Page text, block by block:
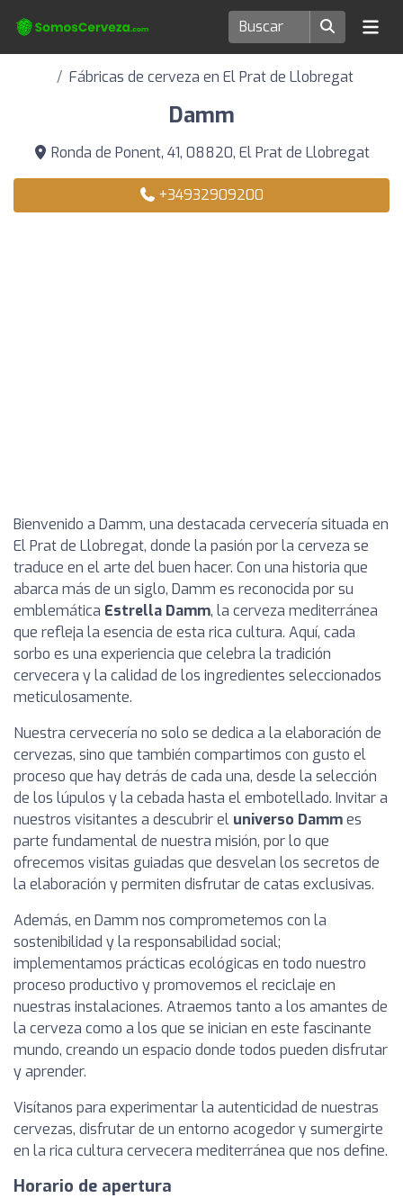
Fábricas de cerveza en El Prat de Llobregat
Damm
Ronda de Ponent, 41, 08820, El Prat de Llobregat
+34932909200
Bienvenido a Damm, una destacada cervecería situada en
El Prat de Llobregat, donde la pasión por la cerveza se
traduce en el arte del buen hacer. Con una historia que
abarca más de un siglo, Damm es reconocida por su
emblemática Estrella Damm, la cerveza mediterránea
que refleja la esencia de esta rica cultura. Aquí, cada
sorbo es una experiencia que celebra la tradición
cervecera y la calidad de los ingredientes seleccionados
meticulosamente.
Nuestra cervecería no solo se dedica a la elaboración de
cervezas, sino que también compartimos con gusto el
proceso que hay detrás de cada una, desde la selección
de los lúpulos y la cebada hasta el embotellado. Invitar a
nuestros visitantes a descubrir el universo Dammes
parte fundamental de nuestra misión, por lo que
ofrecemos visitas guiadas que desvelan los secretos de
la elaboración y permiten disfrutar de catas exclusivas.
Además, en Damm nos comprometemos con la
sostenibilidad y la responsabilidad social;
implementamos prácticas ecológicas en todo nuestro
proceso productivo y promovemos el reciclaje en
nuestras instalaciones. Atraemos tanto a los amantes de
la cerveza como a los que se inician en este fascinante
mundo, creando un espacio donde todos pueden disfrutar
y aprender.
Visítanos para experimentar la autenticidad de nuestras
cervezas, disfrutar de un entorno acogedor y sumergirte
en la rica cultura cervecera mediterránea que nos define.
Horario de apertura